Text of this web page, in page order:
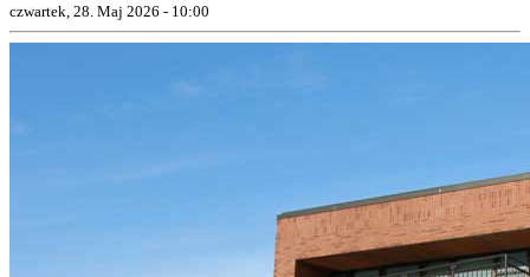
czwartek, 28. Maj 2026 - 10:00